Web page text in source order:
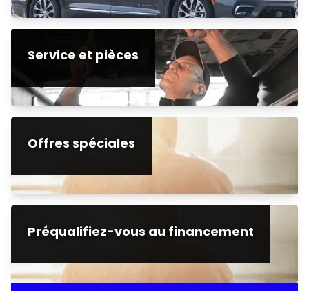
Service et pièces
Offres spéciales
Préqualifiez-vous au financement